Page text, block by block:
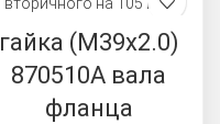
гайка (М39х2.0)
870510А вала
фланца